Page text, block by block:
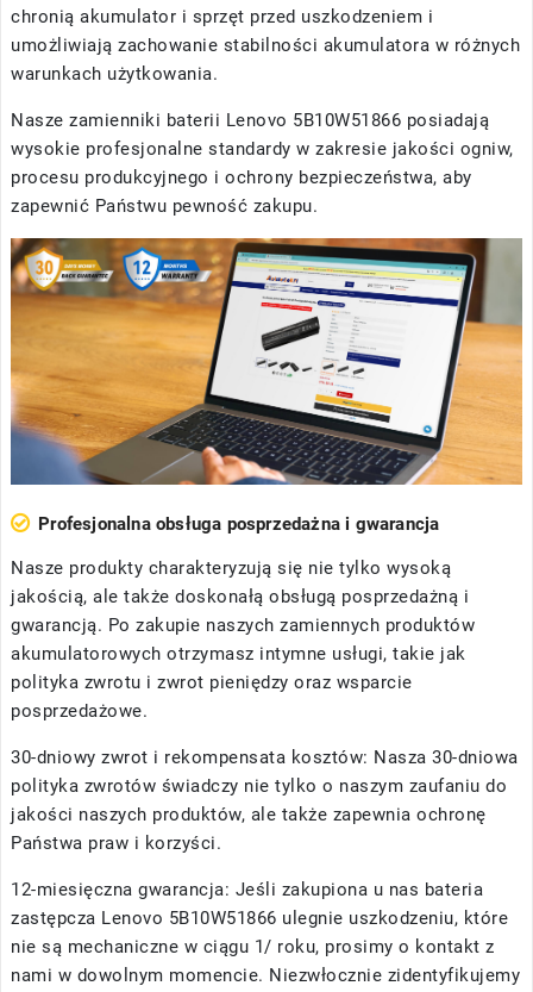
chronią akumulator i sprzęt przed uszkodzeniem i
umożliwiają zachowanie stabilności akumulatora w różnych
warunkach użytkowania.
Nasze zamienniki baterii Lenovo 5B10W51866 posiadają
wysokie profesjonalne standardy w zakresie jakości ogniw,
procesu produkcyjnego i ochrony bezpieczeństwa, aby
zapewnić Państwu pewność zakupu.
Profesjonalna obsługa posprzedażna i gwarancja
Nasze produkty charakteryzują się nie tylko wysoką
jakością, ale także doskonałą obsługą posprzedażną i
gwarancją. Po zakupie naszych zamiennych produktów
akumulatorowych otrzymasz intymne usługi, takie jak
polityka zwrotu i zwrot pieniędzy oraz wsparcie
posprzedażowe.
30-dniowy zwrot i rekompensata kosztów: Nasza 30-dniowa
polityka zwrotów świadczy nie tylko o naszym zaufaniu do
jakości naszych produktów, ale także zapewnia ochronę
Państwa praw i korzyści.
12-miesięczna gwarancja: Jeśli zakupiona u nas bateria
zastępcza Lenovo 5B10W51866 ulegnie uszkodzeniu, które
nie są mechaniczne w ciągu 1/ roku, prosimy o kontakt z
nami w dowolnym momencie. Niezwłocznie zidentyfikujemy